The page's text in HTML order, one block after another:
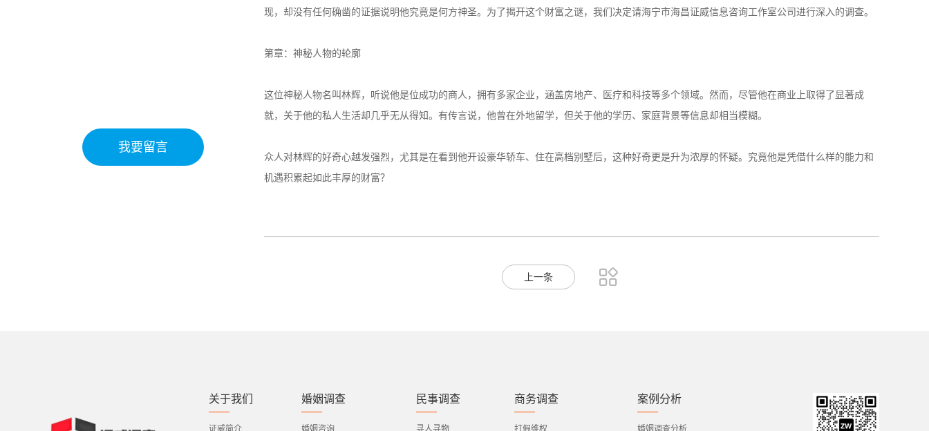
我要留言
现，却没有任何确凿的证据说明他究竟是何方神圣。为了揭开这个财富之谜，我们决定请海宁市海昌证威信息咨询工作室公司进行深入的调查。
第章：神秘人物的轮廓
这位神秘人物名叫林辉，听说他是位成功的商人，拥有多家企业，涵盖房地产、医疗和科技等多个领域。然而，尽管他在商业上取得了显著成
就，关于他的私人生活却几乎无从得知。有传言说，他曾在外地留学，但关于他的学历、家庭背景等信息却相当模糊。
众人对林辉的好奇心越发强烈，尤其是在看到他开设豪华轿车、住在高档别墅后，这种好奇更是升为浓厚的怀疑。究竟他是凭借什么样的能力和
机遇积累起如此丰厚的财富？
上一条 
关于我们
证威简介
婚姻调查
婚姻咨询
民事调查
寻人寻物
商务调查
打假维权
案例分析
婚姻调查分析